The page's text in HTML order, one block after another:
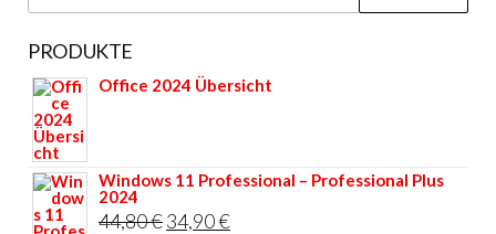
nach:
PRODUKTE
Office 2024 Übersicht
Windows 11 Professional – Professional Plus
2024
44,80€Ursprünglicher
34,90€Aktueller